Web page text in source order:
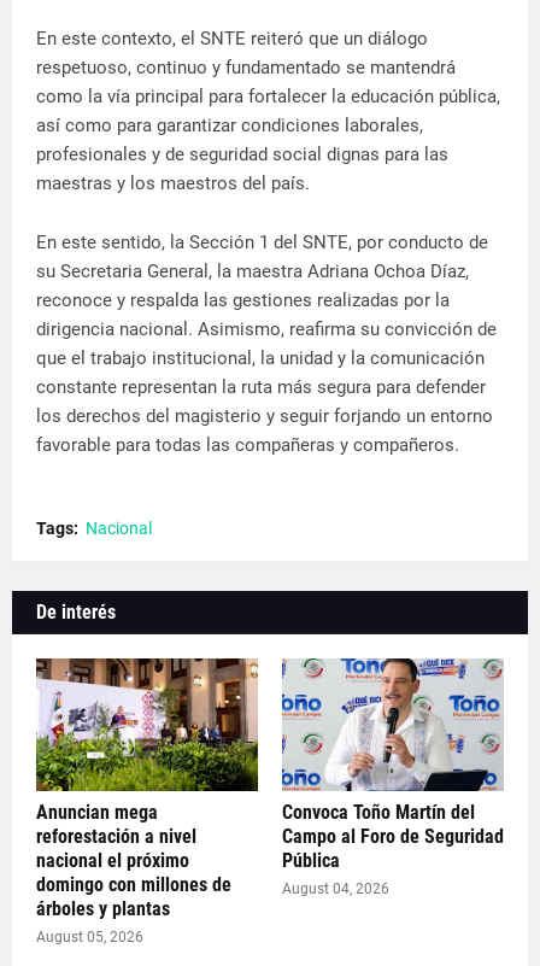
En este contexto, el SNTE reiteró que un diálogo
respetuoso, continuo y fundamentado se mantendrá
como la vía principal para fortalecer la educación pública,
así como para garantizar condiciones laborales,
profesionales y de seguridad social dignas para las
maestras y los maestros del país.
En este sentido, la Sección 1 del SNTE, por conducto de
su Secretaria General, la maestra Adriana Ochoa Díaz,
reconoce y respalda las gestiones realizadas por la
dirigencia nacional. Asimismo, reafirma su convicción de
que el trabajo institucional, la unidad y la comunicación
constante representan la ruta más segura para defender
los derechos del magisterio y seguir forjando un entorno
favorable para todas las compañeras y compañeros.
Tags: Nacional
De interés
Anuncian mega
reforestación a nivel
nacional el próximo
domingo con millones de
árboles y plantas
August 05, 2026
Convoca Toño Martín del
Campo al Foro de Seguridad
Pública
August 04, 2026